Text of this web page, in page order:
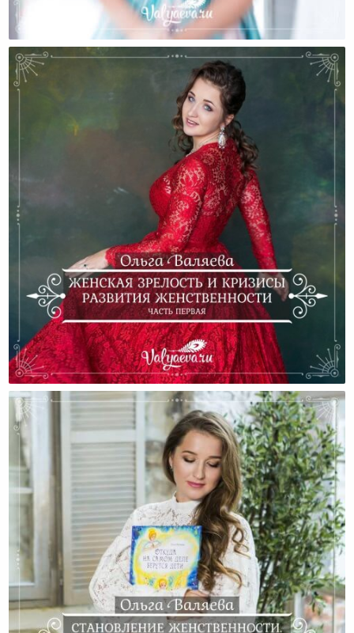
Становление Женственности. Женщина.
Женская Зрелость И Кризисы Развития
Женственности (Часть Первая)